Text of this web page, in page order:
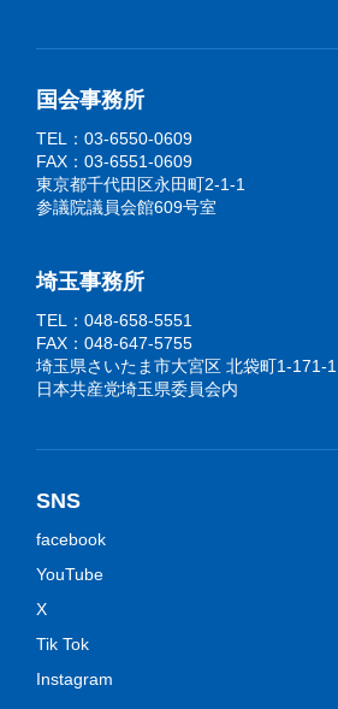
国会事務所
TEL：03-6550-0609
FAX：03-6551-0609
東京都千代田区永田町2-1-1
参議院議員会館609号室
埼玉事務所
TEL：048-658-5551
FAX：048-647-5755
埼玉県さいたま市大宮区 北袋町1-171-1
日本共産党埼玉県委員会内
SNS
facebook
YouTube
X
Tik Tok
Instagram